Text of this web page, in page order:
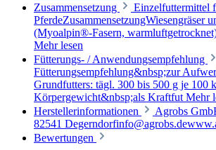
Zusammensetzung
Einzelfuttermittel
PferdeZusammensetzungWiesengräser
(Myoalpin®-Fasern,
Mehr lesen
Fütterungs- / Anwendungsempfehlung
Fütterungsempfehlung&nbsp;zur
Grundfutters: tägl. 300 bis 500 g je 100
Körpergewicht&nbsp;als Kraftfut Mehr
Herstellerinformationen
Agrobs
82541
Bewertungen